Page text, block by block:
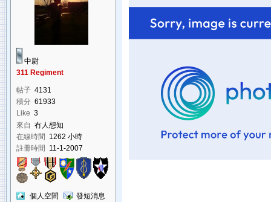
中尉
311 Regiment
帖子 4131
積分 61933
Like 3
來自 冇人想知
在線時間 1262 小時
註冊時間
11-1-2007
個人空間
發短消息